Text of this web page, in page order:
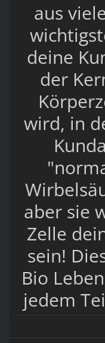
aus
deine
der
wird, in
aber sie
Zelle
sein!
Bio
jedem